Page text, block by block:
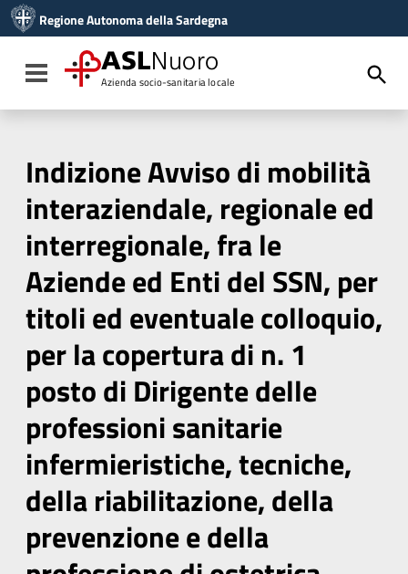
Vai al menu di navigazione
Vai al footer
Regione Autonoma della Sardegna
Toggle navigation
ASLNuoro
Azienda socio-sanitaria locale
Indizione Avviso di mobilità
interaziendale, regionale ed
interregionale, fra le
Aziende ed Enti del SSN, per
titoli ed eventuale colloquio,
per la copertura di n. 1
posto di Dirigente delle
professioni sanitarie
infermieristiche, tecniche,
della riabilitazione, della
prevenzione e della